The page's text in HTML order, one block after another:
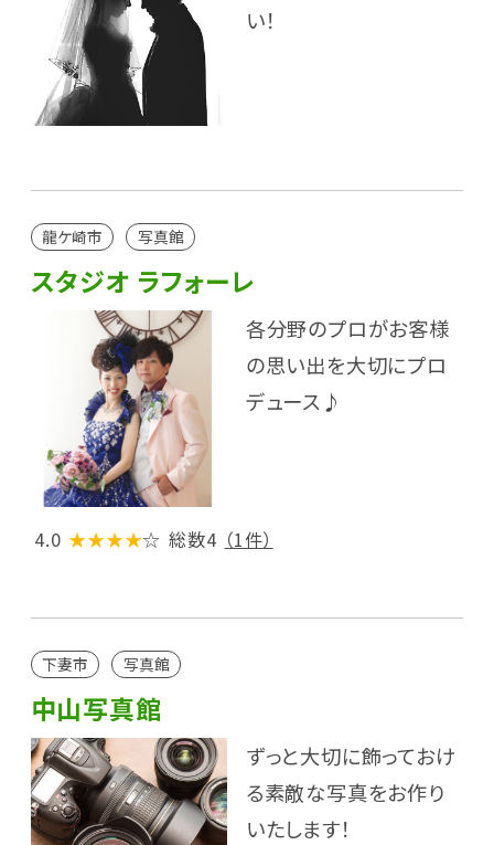
い！
龍ケ崎市 写真館
スタジオ ラフォーレ
各分野のプロがお客様
の思い出を大切にプロ
デュース♪
4.0 ★★★★☆ 総数4 （1件）
下妻市 写真館
中山写真館
ずっと大切に飾っておけ
る素敵な写真をお作り
いたします！